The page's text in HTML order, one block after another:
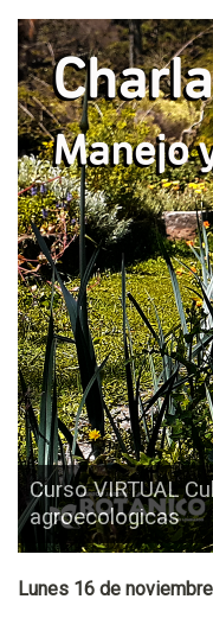
Curso VIRTUAL
agroecologicas
Lunes 16 de